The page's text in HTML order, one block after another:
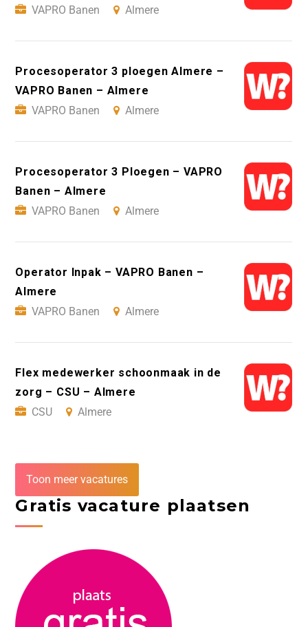
VAPRO Banen
Almere
Procesoperator 3 ploegen Almere –
VAPRO Banen – Almere
VAPRO Banen
Almere
Procesoperator 3 Ploegen – VAPRO
Banen – Almere
VAPRO Banen
Almere
Operator Inpak – VAPRO Banen –
Almere
VAPRO Banen
Almere
Flex medewerker schoonmaak in de
zorg – CSU – Almere
CSU
Almere
Toon meer vacatures
Gratis vacature plaatsen